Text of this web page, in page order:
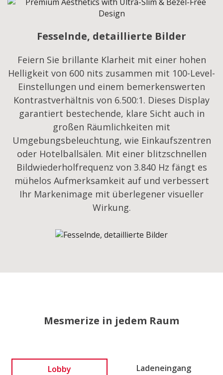
Fesselnde, detaillierte Bilder
Feiern Sie brillante Klarheit mit einer hohen
Helligkeit von 600 nits zusammen mit 100-Level-
Einstellungen und einem bemerkenswerten
Kontrastverhältnis von 6.500:1. Dieses Display
garantiert bestechende, klare Sicht auch in
großen Räumlichkeiten mit
Umgebungsbeleuchtung, wie Einkaufszentren
oder Hotelballsälen. Mit einer blitzschnellen
Bildwiederholfrequenz von 3.840 Hz fängt es
mühelos Aufmerksamkeit auf und verbessert
Ihr Markenimage mit überlegener visueller
Wirkung.
Mesmerize in jedem Raum
Lobby Ladeneingang